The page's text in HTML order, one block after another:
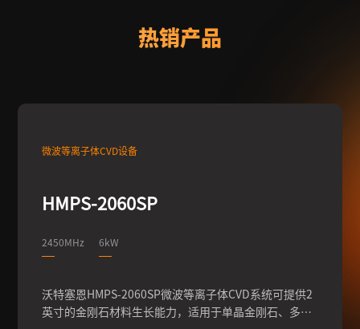
热销产品
微波等离子体CVD设备
HMPS-2060SP
2450MHz 6kW
沃特塞恩HMPS-2060SP微波等离子体CVD系统可提供2
英寸的金刚石材料生长能力，适用于单晶金刚石、多晶